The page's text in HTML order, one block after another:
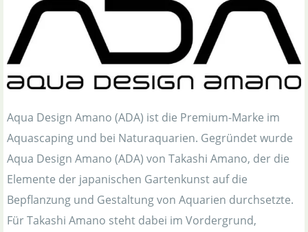
Aqua Design Amano (ADA) ist die Premium-Marke im
Aquascaping und bei Naturaquarien. Gegründet wurde
Aqua Design Amano (ADA) von Takashi Amano, der die
Elemente der japanischen Gartenkunst auf die
Bepflanzung und Gestaltung von Aquarien durchsetzte.
Für Takashi Amano steht dabei im Vordergrund,